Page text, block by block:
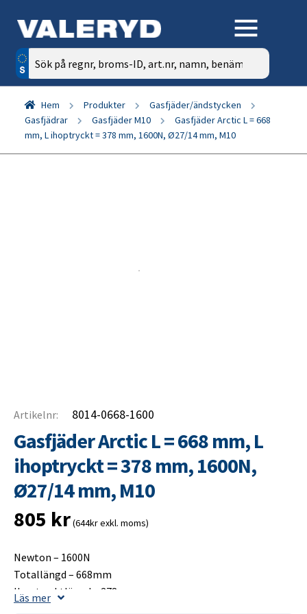
Sök
efter:
Hem Produkter
Gasfjäder/ändstycken
Gasfjädrar
Gasfjäder M10
Gasfjäder Arctic L = 668
mm, L ihoptryckt = 378 mm, 1600N, Ø27/14 mm, M10
Artikelnr: 8014-0668-1600
Gasfjäder Arctic L = 668 mm, L
ihoptryckt = 378 mm, 1600N,
Ø27/14 mm, M10
805 kr(644kr exkl. moms)
Newton – 1600N
Totallängd – 668mm
Ihoptrycktlängd – 378mm
Läs mer